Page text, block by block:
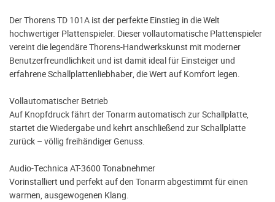
Der Thorens TD 101A ist der perfekte Einstieg in die Welt
hochwertiger Plattenspieler. Dieser vollautomatische Plattenspieler
vereint die legendäre Thorens-Handwerkskunst mit moderner
Benutzerfreundlichkeit und ist damit ideal für Einsteiger und
erfahrene Schallplattenliebhaber, die Wert auf Komfort legen.
Vollautomatischer Betrieb
Auf Knopfdruck fährt der Tonarm automatisch zur Schallplatte,
startet die Wiedergabe und kehrt anschließend zur Schallplatte
zurück – völlig freihändiger Genuss.
Audio-Technica AT-3600 Tonabnehmer
Vorinstalliert und perfekt auf den Tonarm abgestimmt für einen
warmen, ausgewogenen Klang.